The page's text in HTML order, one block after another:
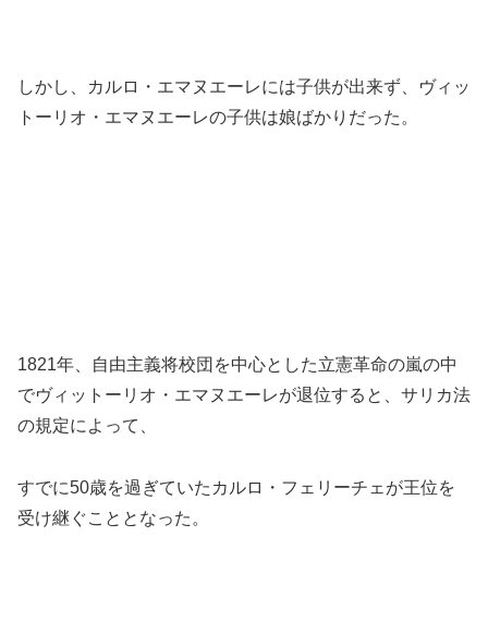
しかし、カルロ・エマヌエーレには子供が出来ず、ヴィッ
トーリオ・エマヌエーレの子供は娘ばかりだった。
1821年、自由主義将校団を中心とした立憲革命の嵐の中
でヴィットーリオ・エマヌエーレが退位すると、サリカ法
の規定によって、
すでに50歳を過ぎていたカルロ・フェリーチェが王位を
受け継ぐこととなった。